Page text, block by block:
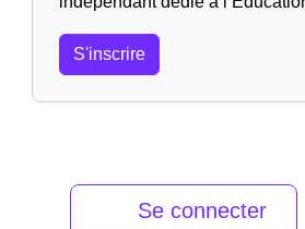
S'inscrire
Se connecter